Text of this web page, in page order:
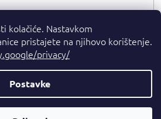
kolačiće. Nastavkom
pristajete na njihovo korištenje.
privacy/
Postavke
pristajete nauvjete privatnosti.
Parfumshop.hr. Sva prava pridržana.